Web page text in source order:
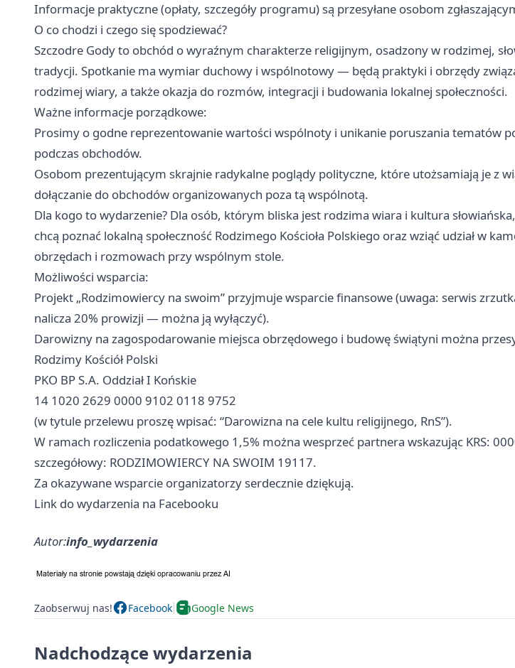
Informacje praktyczne (opłaty, szczegóły programu) są przesyłane osobom
O co chodzi i czego się spodziewać?
Szczodre Gody to obchód o wyraźnym charakterze religijnym, osadzony w rodzimej,
tradycji. Spotkanie ma wymiar duchowy i wspólnotowy — będą praktyki i obrzędy
rodzimej wiary, a także okazja do rozmów, integracji i budowania lokalnej społeczności.
Ważne informacje porządkowe:
Prosimy o godne reprezentowanie wartości wspólnoty i unikanie poruszania tematów
podczas obchodów.
Osobom prezentującym skrajnie radykalne poglądy polityczne, które utożsamiają je z
dołączanie do obchodów organizowanych poza tą wspólnotą.
Dla kogo to wydarzenie? Dla osób, którym bliska jest rodzima wiara i kultura
chcą poznać lokalną społeczność Rodzimego Kościoła Polskiego oraz wziąć udział w
obrzędach i rozmowach przy wspólnym stole.
Możliwości wsparcia:
Projekt „Rodzimowiercy na swoim” przyjmuje wsparcie finansowe (uwaga: serwis
nalicza 20% prowizji — można ją wyłączyć).
Darowizny na zagospodarowanie miejsca obrzędowego i budowę świątyni można
Rodzimy Kościół Polski
PKO BP S.A. Oddział I Końskie
14 1020 2629 0000 9102 0118 9752
(w tytule przelewu proszę wpisać: “Darowizna na cele kultu religijnego, RnS”).
W ramach rozliczenia podatkowego 1,5% można wesprzeć partnera wskazując KRS:
szczegółowy: RODZIMOWIERCY NA SWOIM 19117.
Za okazywane wsparcie organizatorzy serdecznie dziękują.
Link do wydarzenia na Facebooku
Autor:info_wydarzenia
Zaobserwuj nas! Facebook Google News
Nadchodzące wydarzenia